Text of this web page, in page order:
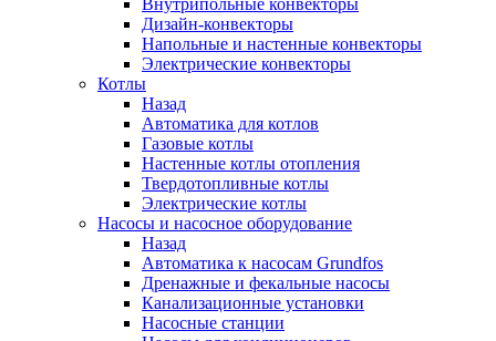
Дизайн-конвекторы
Напольные и настенные конвекторы
Электрические конвекторы
Котлы
Назад
Автоматика для котлов
Газовые котлы
Настенные котлы отопления
Твердотопливные котлы
Электрические котлы
Насосы и насосное оборудование
Назад
Автоматика к насосам Grundfos
Дренажные и фекальные насосы
Канализационные установки
Насосные станции